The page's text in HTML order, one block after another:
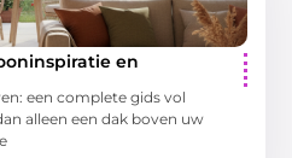
en
een complete gids vol
alleen een dak boven uw